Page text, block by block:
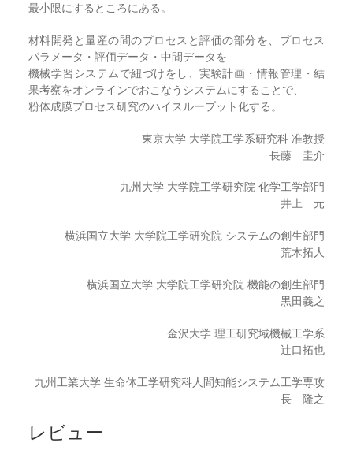
最小限にするところにある。
材料開発と量産の間のプロセスと評価の部分を、プロセス
パラメータ・評価データ・中間データを
機械学習システムで紐づけをし、実験計画・情報管理・結
果考察をオンラインでおこなうシステムにすることで、
粉体成膜プロセス研究のハイスループット化する。
東京大学 大学院工学系研究科 准教授
長藤 圭介
九州大学 大学院工学研究院 化学工学部門
井上 元
横浜国立大学 大学院工学研究院 システムの創生部門
荒木拓人
横浜国立大学 大学院工学研究院 機能の創生部門
黒田義之
金沢大学 理工研究域機械工学系
辻口拓也
九州工業大学 生命体工学研究科人間知能システム工学専攻
長 隆之
レビュー